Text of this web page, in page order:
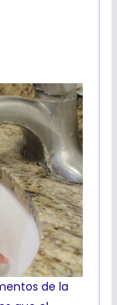
de la